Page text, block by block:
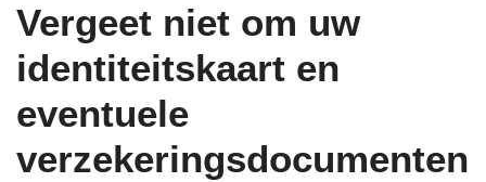
Vergeet niet om uw
identiteitskaart en
eventuele
verzekeringsdocumenten